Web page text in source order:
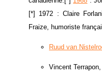
[*] 1972 : Claire
Fraize, humoriste
Ruud van
Vincent